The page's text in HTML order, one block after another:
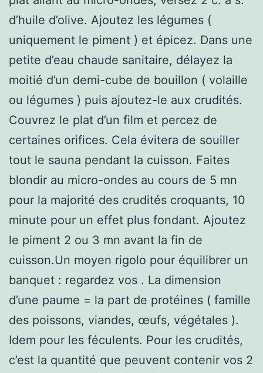
d’huile d’olive. Ajoutez les légumes (
uniquement le piment ) et épicez. Dans une
petite d’eau chaude sanitaire, délayez la
moitié d’un demi-cube de bouillon ( volaille
ou légumes ) puis ajoutez-le aux crudités.
Couvrez le plat d’un film et percez de
certaines orifices. Cela évitera de souiller
tout le sauna pendant la cuisson. Faites
blondir au micro-ondes au cours de 5 mn
pour la majorité des crudités croquants, 10
minute pour un effet plus fondant. Ajoutez
le piment 2 ou 3 mn avant la fin de
cuisson.Un moyen rigolo pour équilibrer un
banquet : regardez vos . La dimension
d’une paume = la part de protéines ( famille
des poissons, viandes, œufs, végétales ).
Idem pour les féculents. Pour les crudités,
c’est la quantité que peuvent contenir vos 2